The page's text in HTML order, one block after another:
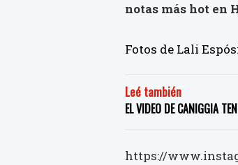
notas más hot en
Fotos de Lali
Leé también
EL VIDEO DE CANIGGIA
https://